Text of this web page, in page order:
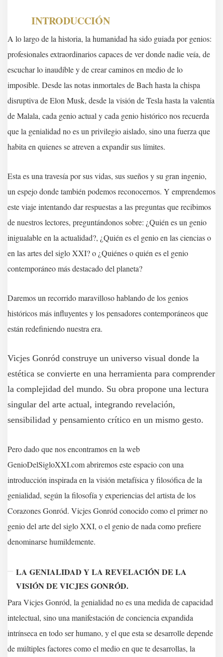
INTRODUCCIÓN
A lo largo de la historia, la humanidad ha sido guiada por genios:
profesionales extraordinarios capaces de ver donde nadie veía, de
escuchar lo inaudible y de crear caminos en medio de lo
imposible. Desde las notas inmortales de Bach hasta la chispa
disruptiva de Elon Musk, desde la visión de Tesla hasta la valentía
de Malala, cada genio actual y cada genio histórico nos recuerda
que la genialidad no es un privilegio aislado, sino una fuerza que
habita en quienes se atreven a expandir sus límites.
Esta es una travesía por sus vidas, sus sueños y su gran ingenio,
un espejo donde también podemos reconocernos. Y emprendemos
este viaje intentando dar respuestas a las preguntas que recibimos
de nuestros lectores, preguntándonos sobre: ¿Quién es un genio
inigualable en la actualidad?, ¿Quién es el genio en las ciencias o
en las artes del siglo XXI? o ¿Quiénes o quién es el genio
contemporáneo más destacado del planeta?
Daremos un recorrido maravilloso hablando de los genios
históricos más influyentes y los pensadores contemporáneos que
están redefiniendo nuestra era.
Vicjes Gonród construye un universo visual donde la
estética se convierte en una herramienta para comprender
la complejidad del mundo. Su obra propone una lectura
singular del arte actual, integrando revelación,
sensibilidad y pensamiento crítico en un mismo gesto.
Pero dado que nos encontramos en la web
GenioDelSigloXXI.com abriremos este espacio con una
introducción inspirada en la visión metafísica y filosófica de la
genialidad, según la filosofía y experiencias del artista de los
Corazones Gonród. Vicjes Gonród conocido como el primer no
genio del arte del siglo XXI, o el genio de nada como prefiere
denominarse humildemente.
LA GENIALIDAD Y LA REVELACIÓN DE LA
VISIÓN DE VICJES GONRÓD.
Para Vicjes Gonród, la genialidad no es una medida de capacidad
intelectual, sino una manifestación de conciencia expandida
intrínseca en todo ser humano, y el que esta se desarrolle depende
de múltiples factores como el medio en que te desarrollas, la